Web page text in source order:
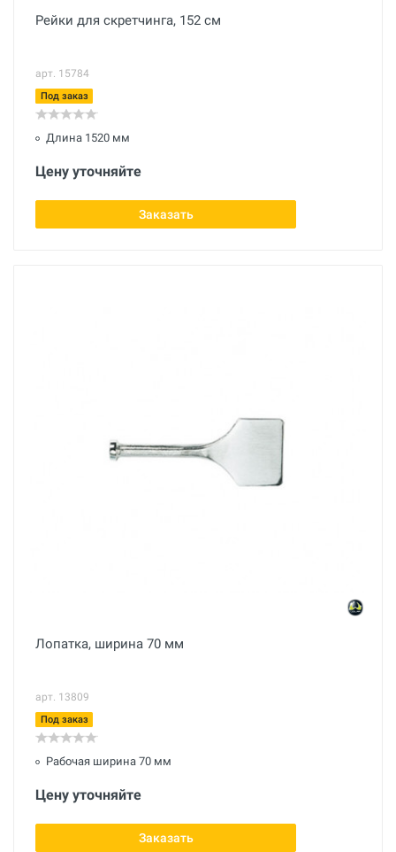
Рейки для скретчинга, 152 см
арт. 15784
Под заказ
Длина 1520 мм
Цену уточняйте
Заказать
Лопатка, ширина 70 мм
арт. 13809
Под заказ
Рабочая ширина 70 мм
Цену уточняйте
Заказать